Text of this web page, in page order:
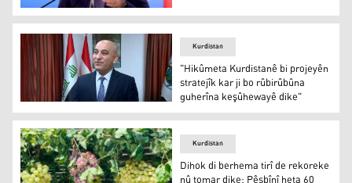
Hewramanî: Di Kabîneya Nehem de bi 3.5 trîlyon
"Hikûmeta Kurdistanê bi projeyên stratejîk kar ji bo
Kurdistan
"Hikûmeta Kurdistanê bi projeyên
stratejîk kar ji bo rûbirûbûna
guherîna keşûhewayê dike"
Kurdistan
Dihok di berhema tirî de rekoreke